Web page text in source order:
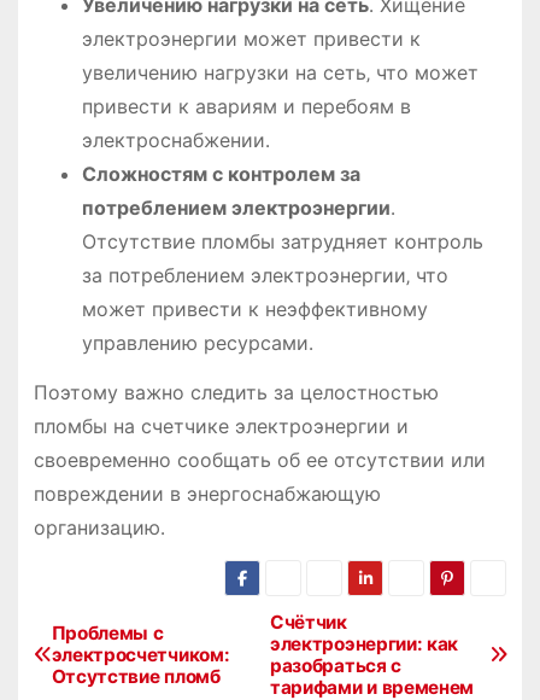
Увеличению нагрузки на сеть․ Хищение
электроэнергии может привести к
увеличению нагрузки на сеть‚ что может
привести к авариям и перебоям в
электроснабжении․
Сложностям с контролем за
потреблением электроэнергии․
Отсутствие пломбы затрудняет контроль
за потреблением электроэнергии‚ что
может привести к неэффективному
управлению ресурсами․
Поэтому важно следить за целостностью
пломбы на счетчике электроэнергии и
своевременно сообщать об ее отсутствии или
повреждении в энергоснабжающую
организацию․
Н
Счётчик
электроэнергии: как
разобраться с
тарифами и временем
Проблемы с
электросчетчиком:
Отсутствие пломб